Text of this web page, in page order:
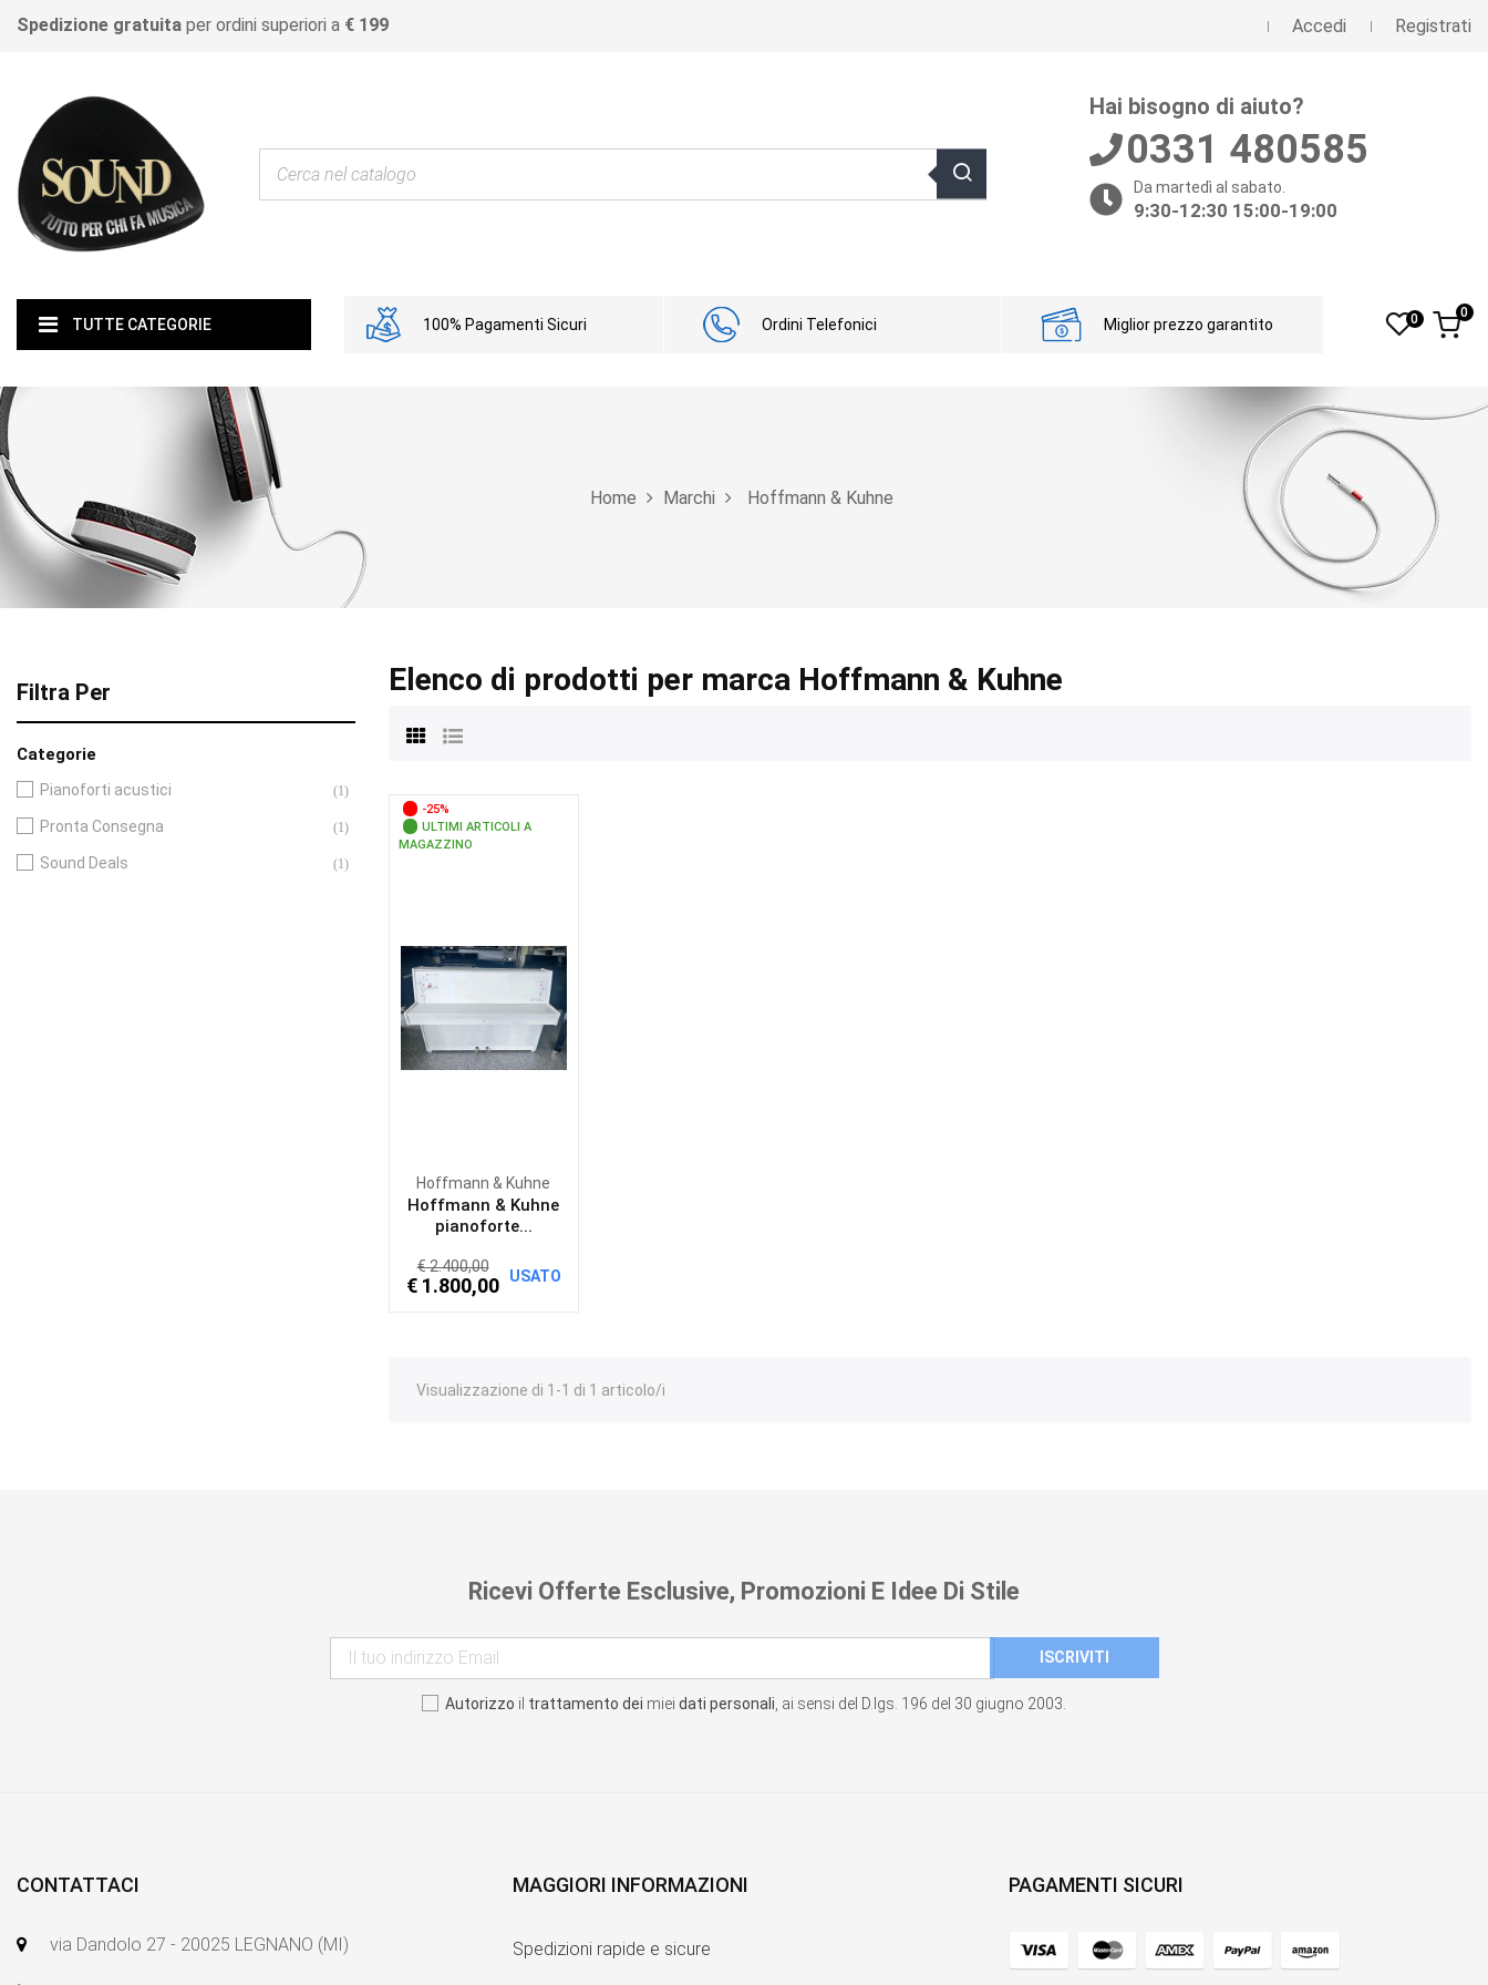
Spedizione gratuita per ordini superiori a € 199 Accedi Registrati
Hai bisogno di aiuto?
0331 480585
Da martedì al sabato.
9:30-12:30 15:00-19:00
TUTTE CATEGORIE 100% Pagamenti Sicuri Ordini Telefonici Miglior prezzo garantito 0 0
Home Marchi Hoffmann & Kuhne
Filtra Per
Categorie
Pianoforti acustici (1)
Pronta Consegna (1)
Sound Deals (1)
Elenco di prodotti per marca Hoffmann & Kuhne
-25%
ULTIMI ARTICOLI A
MAGAZZINO
Hoffmann & Kuhne
Hoffmann & Kuhne
pianoforte...
€ 2.400,00
€ 1.800,00 USATO
Visualizzazione di 1-1 di 1 articolo/i
Ricevi Offerte Esclusive, Promozioni E Idee Di Stile
Autorizzo il trattamento dei miei dati personali , ai sensi del D.lgs. 196 del 30 giugno 2003.
CONTATTACI
via Dandolo 27 - 20025 LEGNANO (MI)
MAGGIORI INFORMAZIONI
Spedizioni rapide e sicure
PAGAMENTI SICURI